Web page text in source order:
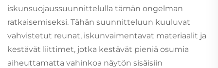
iskunsuojaussuunnittelulla tämän ongelman
ratkaisemiseksi. Tähän suunnitteluun kuuluvat
vahvistetut reunat, iskunvaimentavat materiaalit ja
kestävät liittimet, jotka kestävät pieniä osumia
aiheuttamatta vahinkoa näytön sisäisiin